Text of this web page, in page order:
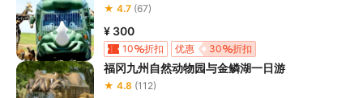
★ 4.7 (67)
¥ 300
10 折扣 30 折扣
优惠
福冈九州自然动物园与金鳞湖一日游
★ 4.8 (112)